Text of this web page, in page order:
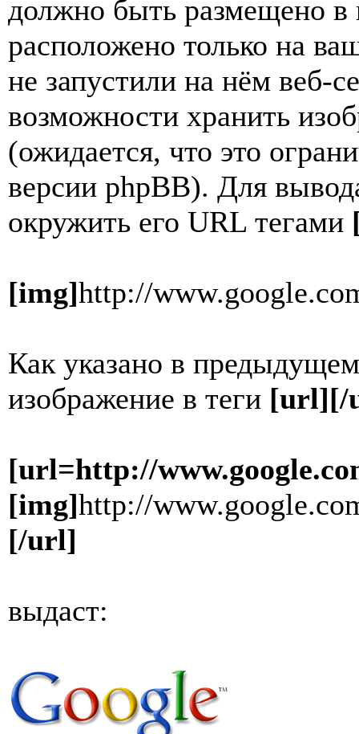
должно быть размещено в
расположено только на
не запустили на нём веб-
возможности хранить
(ожидается, что это
версии phpBB). Для
окружить его URL тегами
[img]http://
Как указано в
изображение в теги [url][/
[url=http://
[img]http://
[/url]
выдаст: